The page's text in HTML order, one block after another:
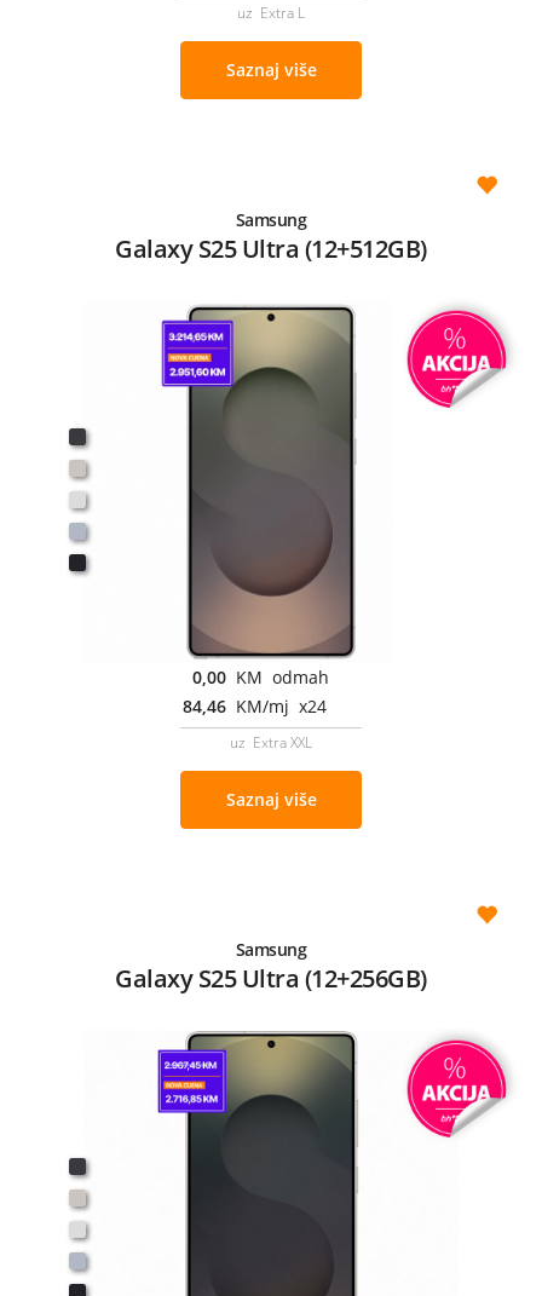
uz Extra L
Saznaj više
Samsung
Galaxy S25 Ultra (12+512GB)
0,00 KM odmah
84,46 KM/mj x24
uz Extra XXL
Saznaj više
Samsung
Galaxy S25 Ultra (12+256GB)